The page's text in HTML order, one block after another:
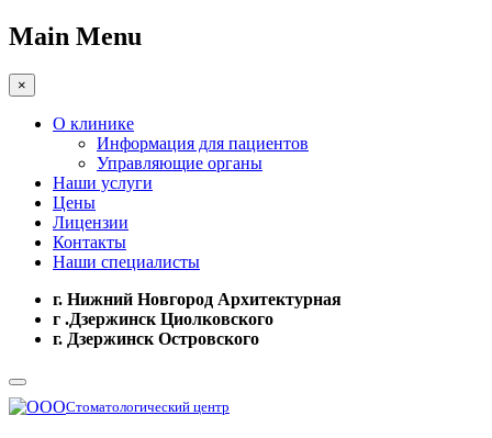
Main Menu
×
О клинике
Информация для пациентов
Управляющие органы
Наши услуги
Цены
Лицензии
Контакты
Наши специалисты
г. Нижний Новгород Архитектурная
г .Дзержинск Циолковского
г. Дзержинск Островского
Стоматологический центр